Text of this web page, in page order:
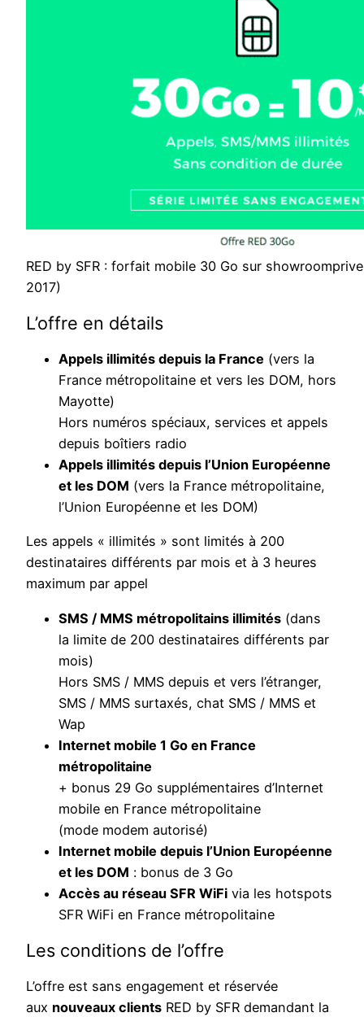
RED by SFR : forfait mobile 30 Go sur
2017)
L’offre en détails
Appels illimités depuis la France (vers la
France métropolitaine et vers les DOM, hors
Mayotte)
Hors numéros spéciaux, services et appels
depuis boîtiers radio
Appels illimités depuis l’Union Européenne
et les DOM (vers la France métropolitaine,
l’Union Européenne et les DOM)
Les appels « illimités » sont limités à 200
destinataires différents par mois et à 3 heures
maximum par appel
SMS / MMS métropolitains illimités (dans
la limite de 200 destinataires différents par
mois)
Hors SMS / MMS depuis et vers l’étranger,
SMS / MMS surtaxés, chat SMS / MMS et
Wap
Internet mobile 1 Go en France
métropolitaine
+ bonus 29 Go supplémentaires d’Internet
mobile en France métropolitaine
(mode modem autorisé)
Internet mobile depuis l’Union Européenne
et les DOM : bonus de 3 Go
Accès au réseau SFR WiFi via les hotspots
SFR WiFi en France métropolitaine
Les conditions de l’offre
L’offre est sans engagement et réservée
aux nouveaux clients RED by SFR demandant la